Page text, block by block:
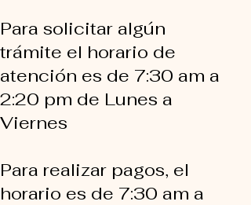
Para solicitar algún
trámite el horario de
atención es de 7:30 am a
2:20 pm de Lunes a
Viernes
Para realizar pagos, el
horario es de 7:30 am a